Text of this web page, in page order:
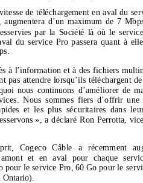
de téléchargement en aval du
augmentera d’un maximum de 7
par la Société là où le
du service Pro passera quant à
.
à l’information et à des fichiers
pas attendre lorsqu’ils téléchargent
nous continuons d’améliorer de
Nous sommes fiers d’offrir
et les plus sécuritaires dans
», a déclaré Ron Perrotta,
Cogeco Câble a récemment
amont et en aval pour chaque
pour le service Pro, 60 Go pour le
Ontario).